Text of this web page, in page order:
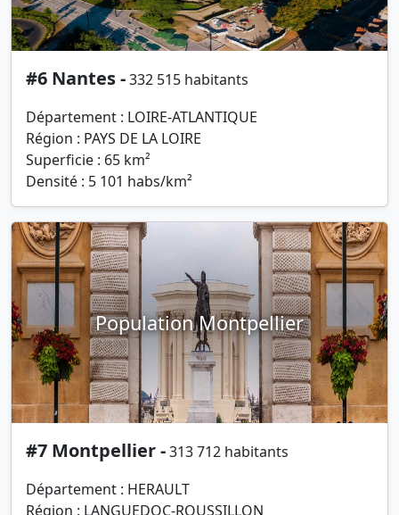
#6 Nantes -332 515 habitants
Département : LOIRE-ATLANTIQUE
Région : PAYS DE LA LOIRE
Superficie : 65 km²
Densité : 5 101 habs/km²
Population Montpellier
#7 Montpellier -313 712 habitants
Département : HERAULT
Région : LANGUEDOC-ROUSSILLON